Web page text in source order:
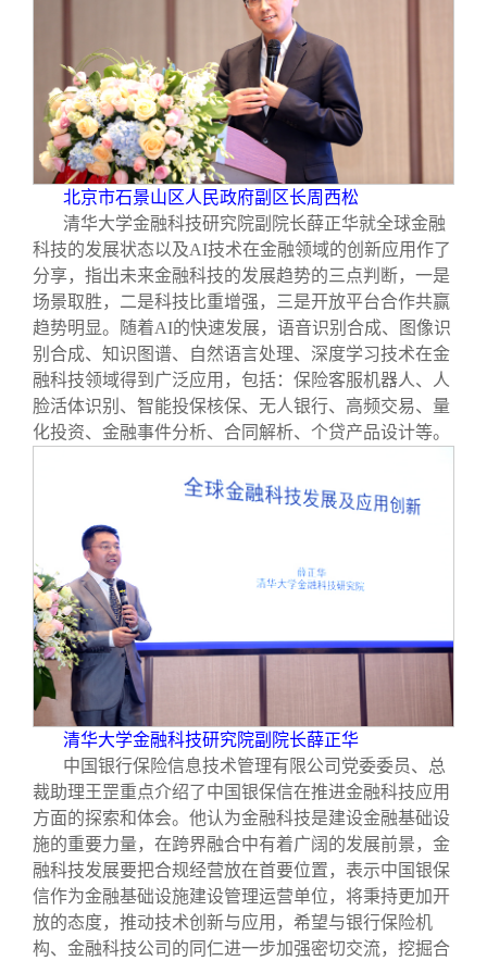
北京市石景山区人民政府副区长周西松
清华大学金融科技研究院副院长薛正华就全球金融
科技的发展状态以及AI技术在金融领域的创新应用作了
分享，指出未来金融科技的发展趋势的三点判断，一是
场景取胜，二是科技比重增强，三是开放平台合作共赢
趋势明显。随着AI的快速发展，语音识别合成、图像识
别合成、知识图谱、自然语言处理、深度学习技术在金
融科技领域得到广泛应用，包括：保险客服机器人、人
脸活体识别、智能投保核保、无人银行、高频交易、量
化投资、金融事件分析、合同解析、个贷产品设计等。
清华大学金融科技研究院副院长薛正华
中国银行保险信息技术管理有限公司党委委员、总
裁助理王罡重点介绍了中国银保信在推进金融科技应用
方面的探索和体会。他认为金融科技是建设金融基础设
施的重要力量，在跨界融合中有着广阔的发展前景，金
融科技发展要把合规经营放在首要位置，表示中国银保
信作为金融基础设施建设管理运营单位，将秉持更加开
放的态度，推动技术创新与应用，希望与银行保险机
构、金融科技公司的同仁进一步加强密切交流，挖掘合